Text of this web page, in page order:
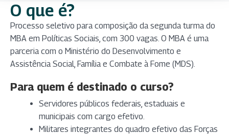
O que é?
Processo seletivo para composição da segunda turma do
MBA em Políticas Sociais, com 300 vagas. O MBA é uma
parceria com o Ministério do Desenvolvimento e
Assistência Social, Família e Combate à Fome (MDS).
Para quem é destinado o curso?
Servidores públicos federais, estaduais e
municipais com cargo efetivo.
Militares integrantes do quadro efetivo das Forças